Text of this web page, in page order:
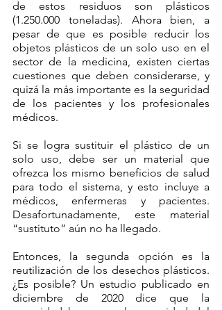
de estos residuos son plásticos
(1.250.000 toneladas). Ahora bien, a
pesar de que es posible reducir los
objetos plásticos de un solo uso en el
sector de la medicina, existen ciertas
cuestiones que deben considerarse, y
quizá la más importante es la seguridad
de los pacientes y los profesionales
médicos.
Si se logra sustituir el plástico de un
solo uso, debe ser un material que
ofrezca los mismo beneficios de salud
para todo el sistema, y esto incluye a
médicos, enfermeras y pacientes.
Desafortunadamente, este material
“sustituto” aún no ha llegado.
Entonces, la segunda opción es la
reutilización de los desechos plásticos.
¿Es posible? Un estudio publicado en
diciembre de 2020 dice que la